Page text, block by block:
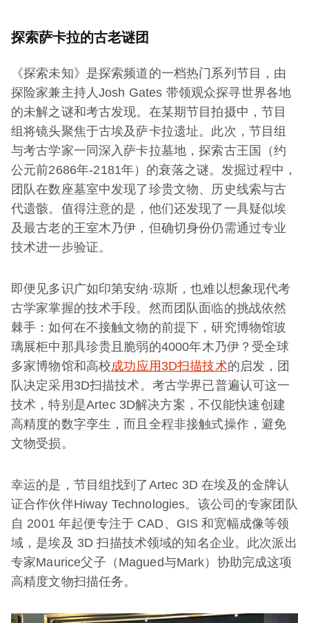
探索萨卡拉的古老谜团
《探索未知》是探索频道的一档热门系列节目，由
探险家兼主持人Josh Gates 带领观众探寻世界各地
的未解之谜和考古发现。在某期节目拍摄中，节目
组将镜头聚焦于古埃及萨卡拉遗址。此次，节目组
与考古学家一同深入萨卡拉墓地，探索古王国（约
公元前2686年-2181年）的衰落之谜。发掘过程中，
团队在数座墓室中发现了珍贵文物、历史线索与古
代遗骸。值得注意的是，他们还发现了一具疑似埃
及最古老的王室木乃伊，但确切身份仍需通过专业
技术进一步验证。
即便见多识广如印第安纳·琼斯，也难以想象现代考
古学家掌握的技术手段。然而团队面临的挑战依然
棘手：如何在不接触文物的前提下，研究博物馆玻
璃展柜中那具珍贵且脆弱的4000年木乃伊？受全球
多家博物馆和高校成功应用3D扫描技术的启发，团
队决定采用3D扫描技术。考古学界已普遍认可这一
技术，特别是Artec 3D解决方案，不仅能快速创建
高精度的数字孪生，而且全程非接触式操作，避免
文物受损。
幸运的是，节目组找到了Artec 3D 在埃及的金牌认
证合作伙伴Hiway Technologies。该公司的专家团队
自 2001 年起便专注于 CAD、GIS 和宽幅成像等领
域，是埃及 3D 扫描技术领域的知名企业。此次派出
专家Maurice父子（Magued与Mark）协助完成这项
高精度文物扫描任务。